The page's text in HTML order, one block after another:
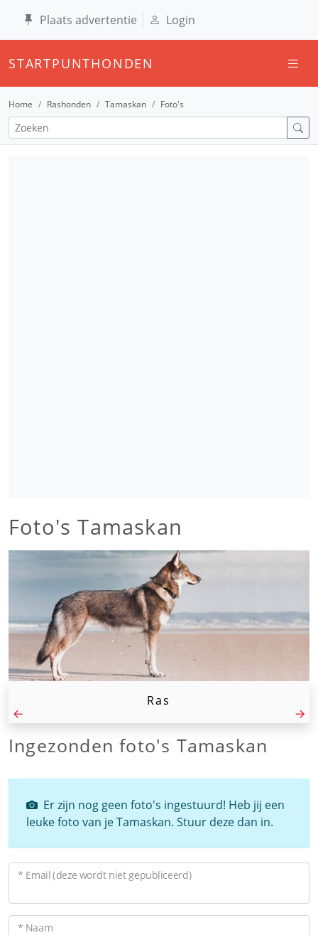
Plaats advertentie Login
STARTPUNTHONDEN
Home Rashonden Tamaskan Foto's
Foto's Tamaskan
Ras
Ingezonden foto's Tamaskan
Er zijn nog geen foto's ingestuurd! Heb jij een
leuke foto van je Tamaskan. Stuur deze dan in.
* Email (deze wordt niet gepubliceerd)
* Naam